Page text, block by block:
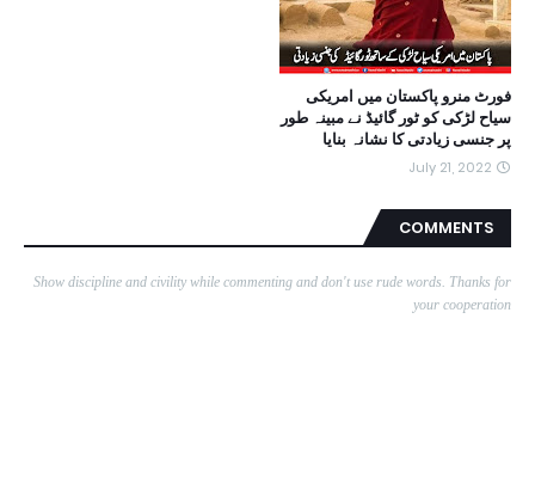
فورٹ منرو پاکستان میں امریکی
سیاح لڑکی کو ٹور گائیڈ نے مبینہ طور
پر جنسی زیادتی کا نشانہ بنایا
July 21, 2022
COMMENTS
Show discipline and civility while commenting and don't use rude words. Thanks for
your cooperation